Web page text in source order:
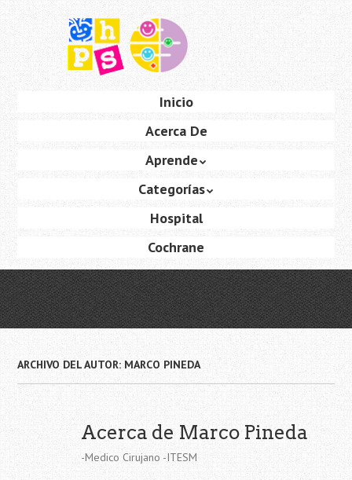
principal
Inicio
Acerca De
Aprende
Categorías
Hospital
Cochrane
ARCHIVO DEL AUTOR: MARCO PINEDA
Acerca de Marco Pineda
-Medico Cirujano -ITESM